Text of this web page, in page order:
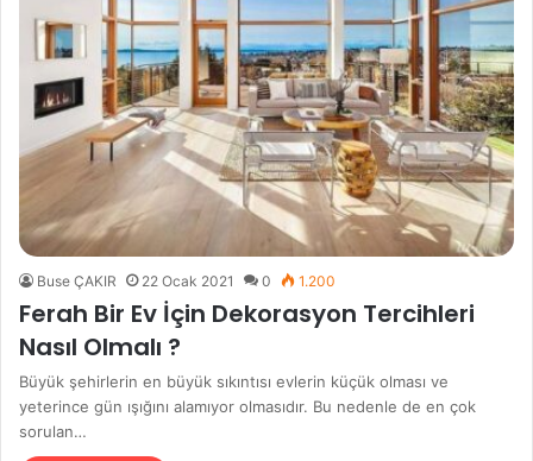
Buse ÇAKIR 22 Ocak 2021 0 1.200
Ferah Bir Ev İçin Dekorasyon Tercihleri
Nasıl Olmalı ?
Büyük şehirlerin en büyük sıkıntısı evlerin küçük olması ve
yeterince gün ışığını alamıyor olmasıdır. Bu nedenle de en çok
sorulan…